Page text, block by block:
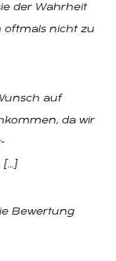
der Wahrheit
oftmals nicht zu
auf
da wir
[…]
Bewertung